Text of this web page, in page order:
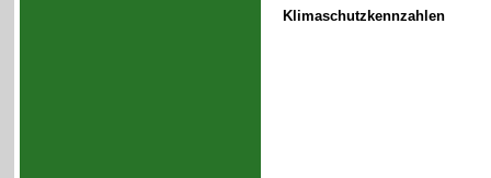
Klimaschutzkennzahlen